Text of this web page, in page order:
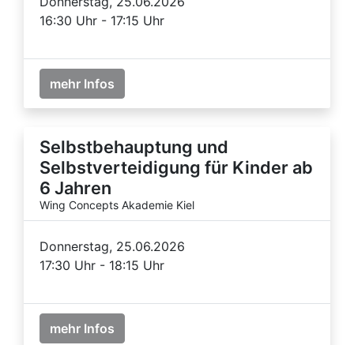
16:30 Uhr - 17:15 Uhr
mehr Infos
Selbstbehauptung und
Selbstverteidigung für Kinder ab
6 Jahren
Wing Concepts Akademie Kiel
Donnerstag, 25.06.2026
17:30 Uhr - 18:15 Uhr
mehr Infos